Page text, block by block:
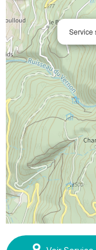
Service